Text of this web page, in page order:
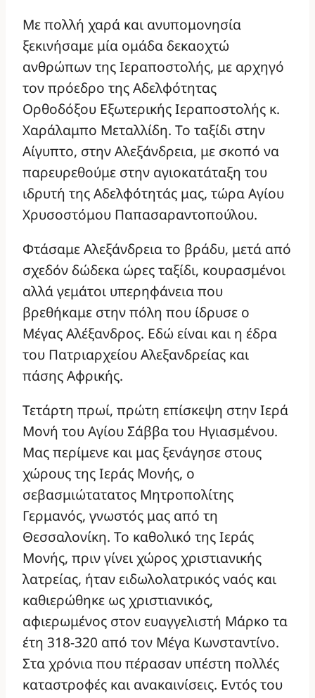
Με πολλή χαρά και ανυπομονησία
ξεκινήσαμε μία ομάδα δεκαοχτώ
ανθρώπων της Ιεραποστολής, με αρχηγό
τον πρόεδρο της Αδελφότητας
Ορθοδόξου Εξωτερικής Ιεραποστολής κ.
Χαράλαμπο Μεταλλίδη. Το ταξίδι στην
Αίγυπτο, στην Αλεξάνδρεια, με σκοπό να
παρευρεθούμε στην αγιοκατάταξη του
ιδρυτή της Αδελφότητάς μας, τώρα Αγίου
Χρυσοστόμου Παπασαραντοπούλου.
Φτάσαμε Αλεξάνδρεια το βράδυ, μετά από
σχεδόν δώδεκα ώρες ταξίδι, κουρασμένοι
αλλά γεμάτοι υπερηφάνεια που
βρεθήκαμε στην πόλη που ίδρυσε ο
Μέγας Αλέξανδρος. Εδώ είναι και η έδρα
του Πατριαρχείου Αλεξανδρείας και
πάσης Αφρικής.
Τετάρτη πρωί, πρώτη επίσκεψη στην Ιερά
Μονή του Αγίου Σάββα του Ηγιασμένου.
Μας περίμενε και μας ξενάγησε στους
χώρους της Ιεράς Μονής, ο
σεβασμιώτατατος Μητροπολίτης
Γερμανός, γνωστός μας από τη
Θεσσαλονίκη. Το καθολικό της Ιεράς
Μονής, πριν γίνει χώρος χριστιανικής
λατρείας, ήταν ειδωλολατρικός ναός και
καθιερώθηκε ως χριστιανικός,
αφιερωμένος στον ευαγγελιστή Μάρκο τα
έτη 318-320 από τον Μέγα Κωνσταντίνο.
Στα χρόνια που πέρασαν υπέστη πολλές
καταστροφές και ανακαινίσεις. Εντός του